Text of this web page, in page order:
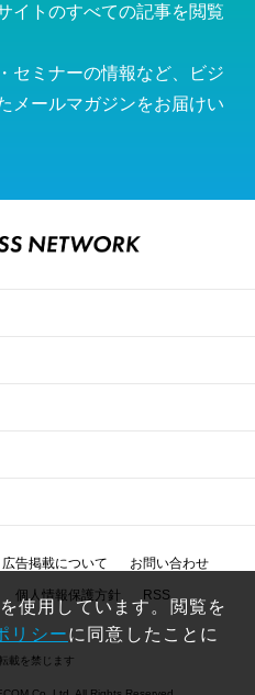
イトのすべての記事を閲覧
セミナーの情報など、ビジ
メールマガジンをお届けい
広告掲載について お問い合わせ
個人情報保護方針 RSS
載を禁じます
使用しています。閲覧を
リシーに同意したことに